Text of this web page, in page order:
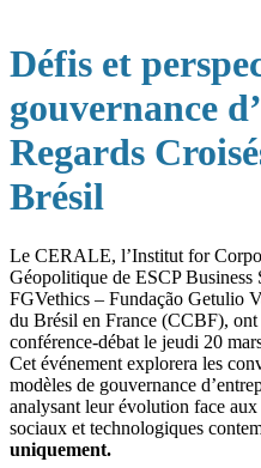
Défis et
gouvernance
Regards
Brésil
Le CERALE, l’Institut for
Géopolitique de ESCP Business
FGVethics – Fundação Getulio
du Brésil en France (CCBF),
conférence-débat le jeudi 20
Cet événement explorera les
modèles de gouvernance
analysant leur évolution face
sociaux et technologiques
uniquement.